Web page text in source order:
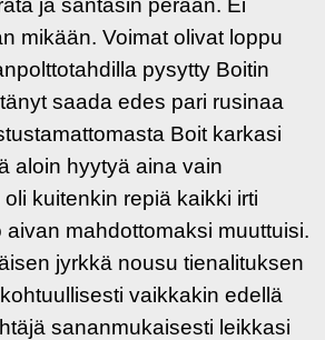
mikään. Voimat olivat loppu
pysytty Boitin
saada edes pari rusinaa
Boit karkasi
aloin hyytyä aina vain
kuitenkin repiä kaikki irti
aivan mahdottomaksi muuttuisi.
jyrkkä nousu tienalituksen
vaikkakin edellä
sananmukaisesti leikkasi